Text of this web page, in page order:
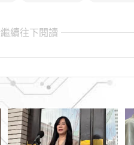
續往下閱讀